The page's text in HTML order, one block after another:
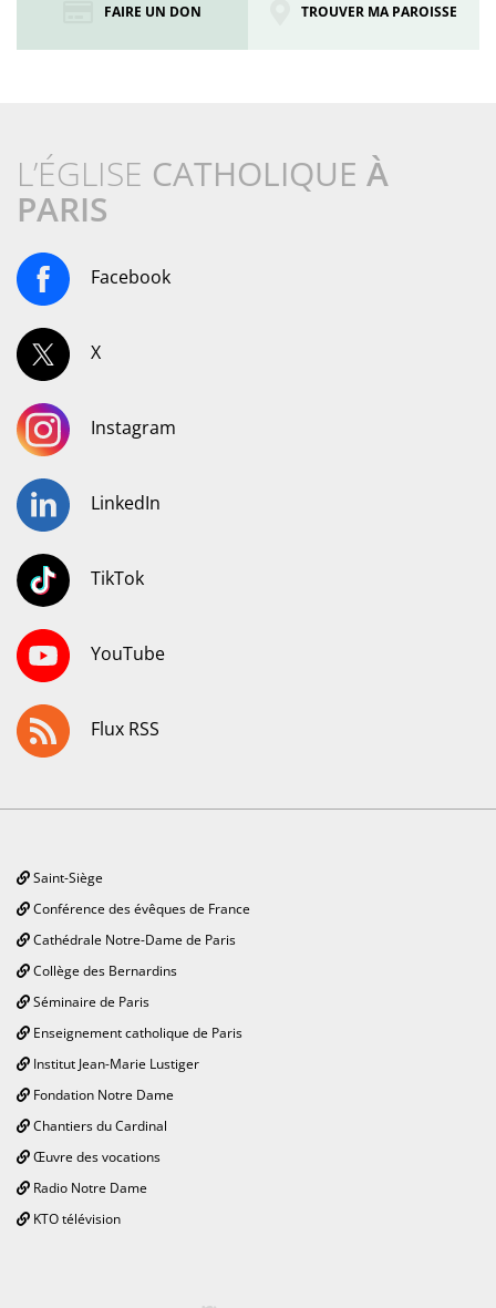
FAIRE UN DON TROUVER MA PAROISSE
L’ÉGLISE CATHOLIQUE À
PARIS
Facebook
X
Instagram
LinkedIn
TikTok
YouTube
Flux RSS
Saint-Siège
Conférence des évêques de France
Cathédrale Notre-Dame de Paris
Collège des Bernardins
Séminaire de Paris
Enseignement catholique de Paris
Institut Jean-Marie Lustiger
Fondation Notre Dame
Chantiers du Cardinal
Œuvre des vocations
Radio Notre Dame
KTO télévision